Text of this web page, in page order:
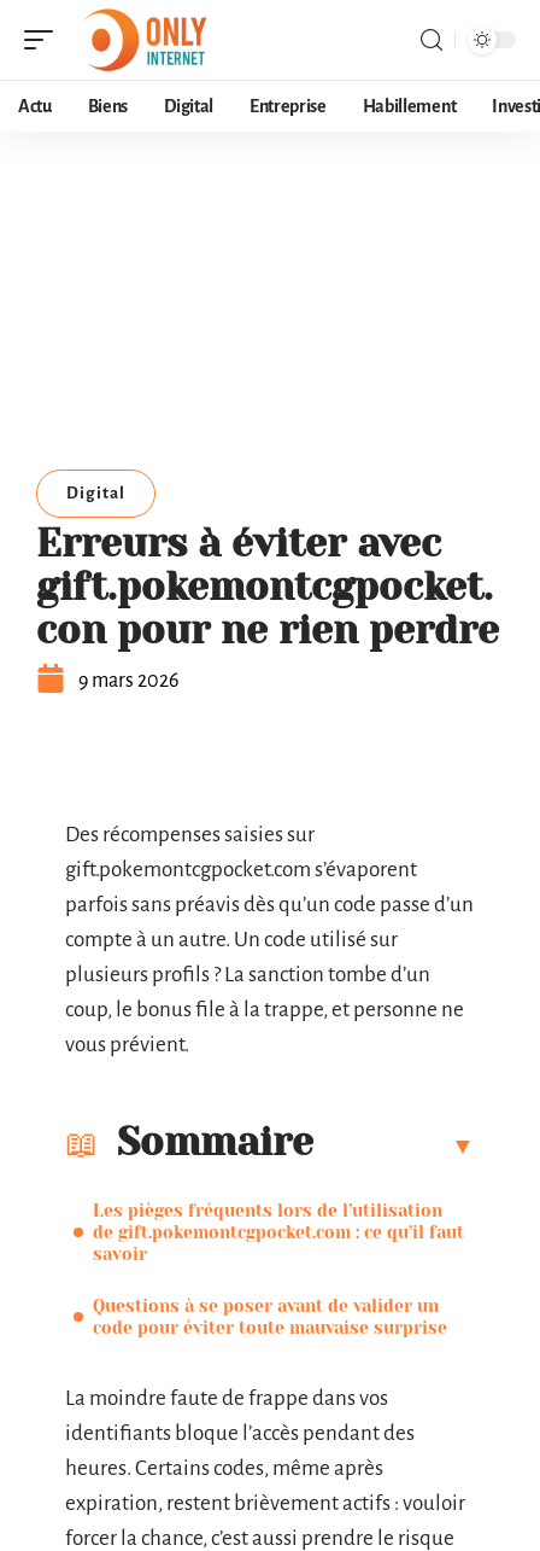
Actu Biens Digital Entreprise Habillement
Digital
Erreurs à éviter avec
gift.pokemontcgpocket.
con pour ne rien perdre
9 mars 2026
Des récompenses saisies sur
gift.pokemontcgpocket.com s’évaporent
parfois sans préavis dès qu’un code passe d’un
compte à un autre. Un code utilisé sur
plusieurs profils ? La sanction tombe d’un
coup, le bonus file à la trappe, et personne ne
vous prévient.
Sommaire
Les pièges fréquents lors de l’utilisation
de gift.pokemontcgpocket.com : ce qu’il faut
savoir
Questions à se poser avant de valider un
code pour éviter toute mauvaise surprise
La moindre faute de frappe dans vos
identifiants bloque l’accès pendant des
heures. Certains codes, même après
expiration, restent brièvement actifs : vouloir
forcer la chance, c’est aussi prendre le risque